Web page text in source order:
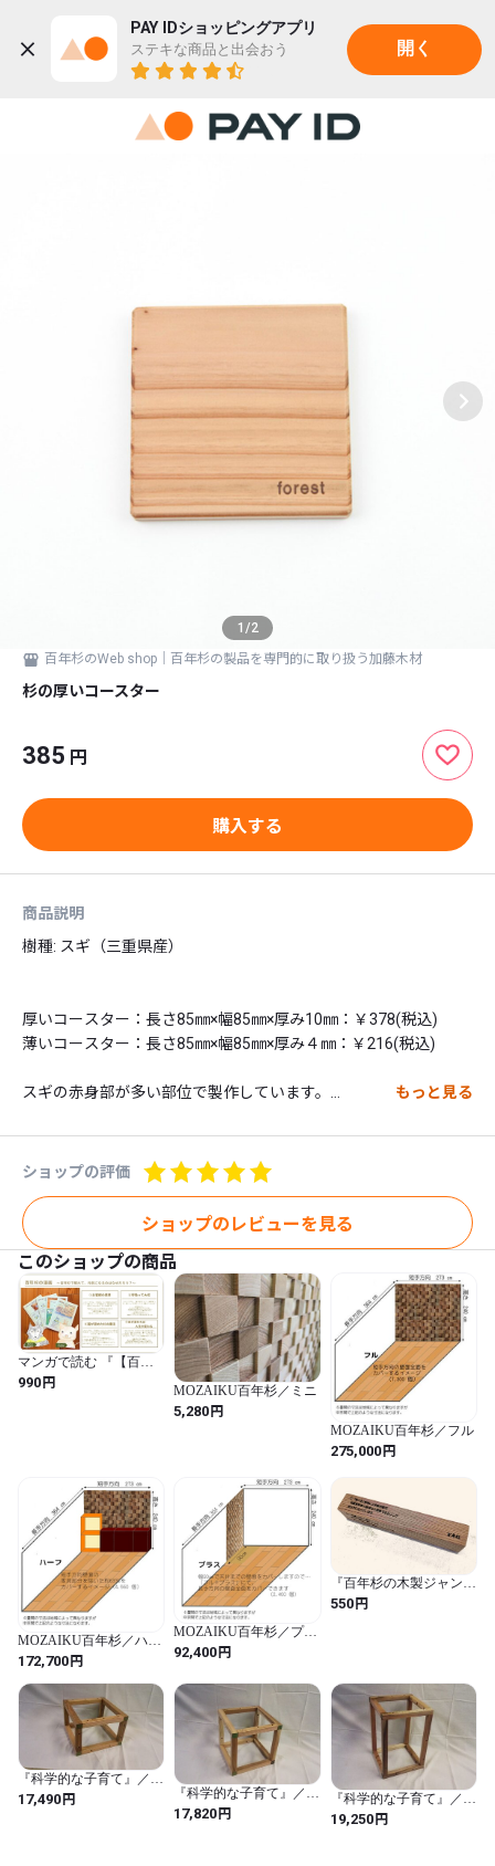
PAY IDショッピングアプリ
ステキな商品と出会おう 開く
1 /2
百年杉のWeb shop｜百年杉の製品を専門的に取り扱う加藤木材
杉の厚いコースター
385 円
購入する
商品説明
樹種: スギ（三重県産）
厚いコースター：長さ85㎜×幅85㎜×厚み10㎜：￥378(税込)
薄いコースター：長さ85㎜×幅85㎜×厚み４㎜：￥216(税込)
スギの赤身部が多い部位で製作しています。
「食べ物」の容器にこれほど使われている樹種も他にはありませ
ん。
※ 送料について：何種類かの商品をご購入いただいた場合、シ
ョップの設定上、送料が種類分計上されてしまいます。発送の際
に調整して返金させていただきますので、ご了承くださいませ。
★ 他にも３個のウェブショップがございます ★
・ベッド専門：「眠れる森のSUGI」shop：
https://sugi.theshop.jp/
・「【百年杉】のチップ枕」ご購入者様専用：詰替用チップ
shop：　https://woody.saleshop.jp/secret_ec/login
もっと見る
ショップの評価
ショップのレビューを見る
このショップの商品
マンガで読む 『【百年
杉】で眠れて元気になる
のはなぜだろう』全4巻
990円
MOZAIKU百年杉／ミニ
5,280円
MOZAIKU百年杉／フル
275,000円
MOZAIKU百年杉／ハー
フ
172,700円
MOZAIKU百年杉／プラ
ス
92,400円
『百年杉の木製ジャング
ルジム』『科学的な子育
て』のサンプル
550円
『科学的な子育て』／ス
ティックキューブ／ショ
ート
17,490円
『科学的な子育て』／ス
ティックキューブ／ミド
ル
17,820円
『科学的な子育て』／ス
ティックキューブ／ロン
19,250円